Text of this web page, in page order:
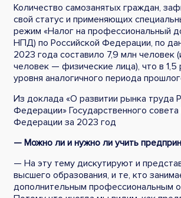
Количество самозанятых граждан,
свой статус и применяющих
режим «Налог на профессиональный
НПД) по Российской Федерации, по
2023 года составило 7,9 млн человек
человек — физические лица), что в 1,5
уровня аналогичного периода
Из доклада «О развитии рынка труда
Федерации» Государственного совета
Федерации за 2023 год
— Можно ли и нужно ли учить
— На эту тему дискутируют и
высшего образования, и те, кто
дополнительным профессиональным